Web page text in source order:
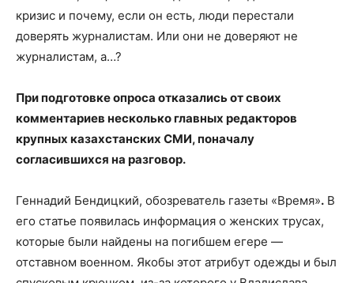
кризис и почему, если он есть, люди перестали
доверять журналистам. Или они не доверяют не
журналистам, а…?
При подготовке опроса отказались от своих
комментариев несколько главных редакторов
крупных казахстанских СМИ, поначалу
согласившихся на разговор.
Геннадий Бендицкий, обозреватель газеты «Время». В
его статье появилась информация о женских трусах,
которые были найдены на погибшем егере —
отставном военном. Якобы этот атрибут одежды и был